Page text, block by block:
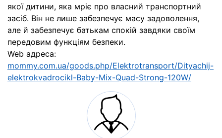
якої дитини, яка мріє про власний транспортний
засіб. Він не лише забезпечує масу задоволення,
але й забезпечує батькам спокій завдяки своїм
передовим функціям безпеки.
Web адреса:
mommy.com.ua/goods.php/Elektrotransport/Dityachij-
elektrokvadrocikl-Baby-Mix-Quad-Strong-120W/